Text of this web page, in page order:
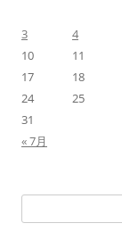
3
4
10
11
17
18
24
25
31
« 7月
索: